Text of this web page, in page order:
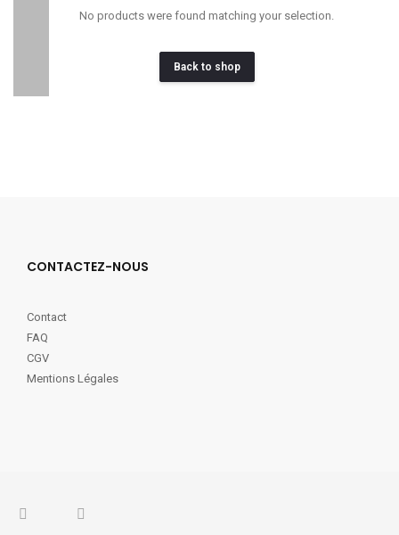
No products were found matching your selection.
Back to shop
CONTACTEZ-NOUS
Contact
FAQ
CGV
Mentions Légales